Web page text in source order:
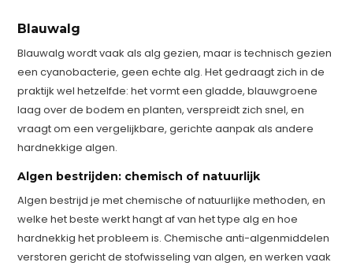
Blauwalg
Blauwalg wordt vaak als alg gezien, maar is technisch gezien
een cyanobacterie, geen echte alg. Het gedraagt zich in de
praktijk wel hetzelfde: het vormt een gladde, blauwgroene
laag over de bodem en planten, verspreidt zich snel, en
vraagt om een vergelijkbare, gerichte aanpak als andere
hardnekkige algen.
Algen bestrijden: chemisch of natuurlijk
Algen bestrijd je met chemische of natuurlijke methoden, en
welke het beste werkt hangt af van het type alg en hoe
hardnekkig het probleem is. Chemische anti-algenmiddelen
verstoren gericht de stofwisseling van algen, en werken vaak